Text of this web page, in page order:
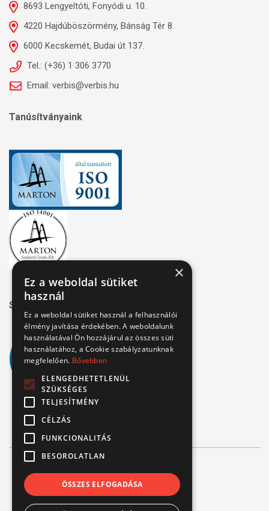
8693 Lengyeltóti, Fonyódi u. 10.
4220 Hajdúböszörmény, Bánság Tér 8.
6000 Kecskemét, Budai út 137.
Tel.: (+36) 1 306 3770
Email: verbis@verbis.hu
Tanúsítványaink
Széchenyi 2020
© Verbis Kft 2026
ÁSZF
×
Ez a weboldal sütiket
használ
Ez a weboldal sütiket használ a felhasználói
élmény javítása érdekében. A weboldalunk
használatával Ön hozzájárul az összes süti
használatához, a Cookie szabályzatunknak
megfelelően. Bővebben
ELENGEDHETETLENÜL
SZÜKSÉGES
TELJESÍTMÉNY
CÉLZÁS
FUNKCIONALITÁS
BESOROLATLAN
ÖSSZES ELFOGADÁSA